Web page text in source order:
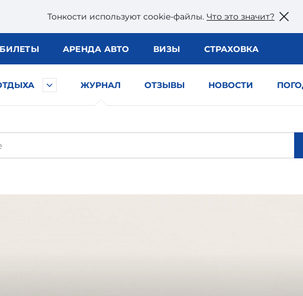
Тонкости используют сookie-файлы. Что это значит?
БИЛЕТЫ АРЕНДА АВТО ВИЗЫ СТРАХОВКА
ЖУРНАЛ ОТЗЫВЫ НОВОСТИ